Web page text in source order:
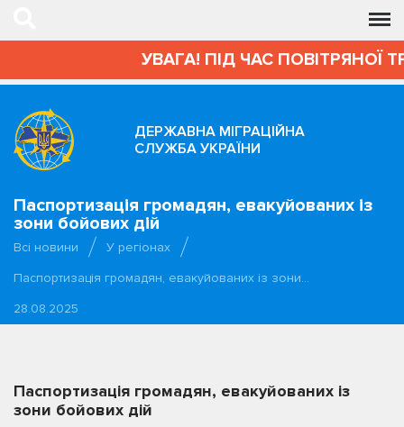
УВАГА! ПІД ЧАС ПОВІТРЯНОЇ
ДЕРЖАВНА МІГРАЦІЙНА
СЛУЖБА УКРАЇНИ
Паспортизація громадян, евакуйованих із
зони бойових дій
Всі новини
У регіонах
Паспортизація громадян, евакуйованих із зони…
28.08.2025
Паспортизація громадян, евакуйованих із
зони бойових дій